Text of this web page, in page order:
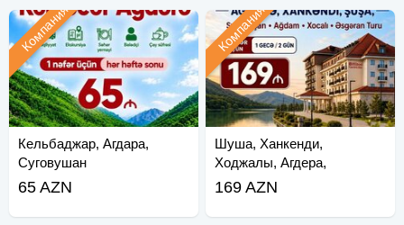
Кельбаджар, Агдара,
Суговушан
Компания
65 AZN
Шуша, Ханкенди,
Ходжалы, Агдера,
Кельбаджар
Компания
169 AZN